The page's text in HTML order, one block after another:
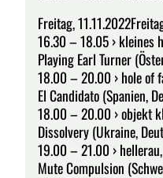
Freitag,
16.30 – 18.05 › kleines
Playing Earl Turner
18.00 – 20.00 › hole of
El Candidato (Spanien,
18.00 – 20.00 › objekt
Dissolvery (Ukraine,
19.00 – 21.00 ›
Mute Compulsion